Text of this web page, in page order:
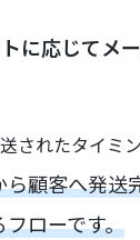
に応じてメ
されたタイミ
顧客へ発送
ローです。